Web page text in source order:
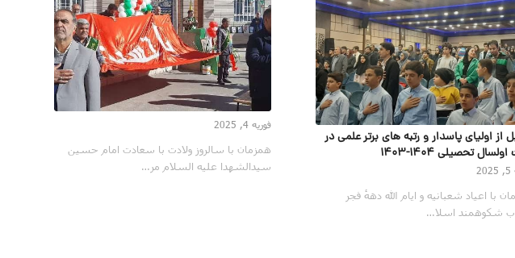
از اولیای پاسدار و رتبه های برتر علمی در
تحصیلی 1404-1403
با اعیاد شعبانیه و ایام الله دههٔ فجر
شکوهمند اسلا…
فوریه 4, 2025
همزمان با سالروز ولادت با سعادت امام حسین
سیدالشهدا علیه السلام مر…